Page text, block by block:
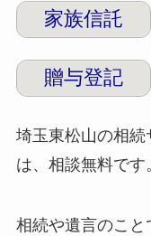
家族信託
贈与登記
埼玉東松山の相
は、相談無料です
相続や遺言のこと